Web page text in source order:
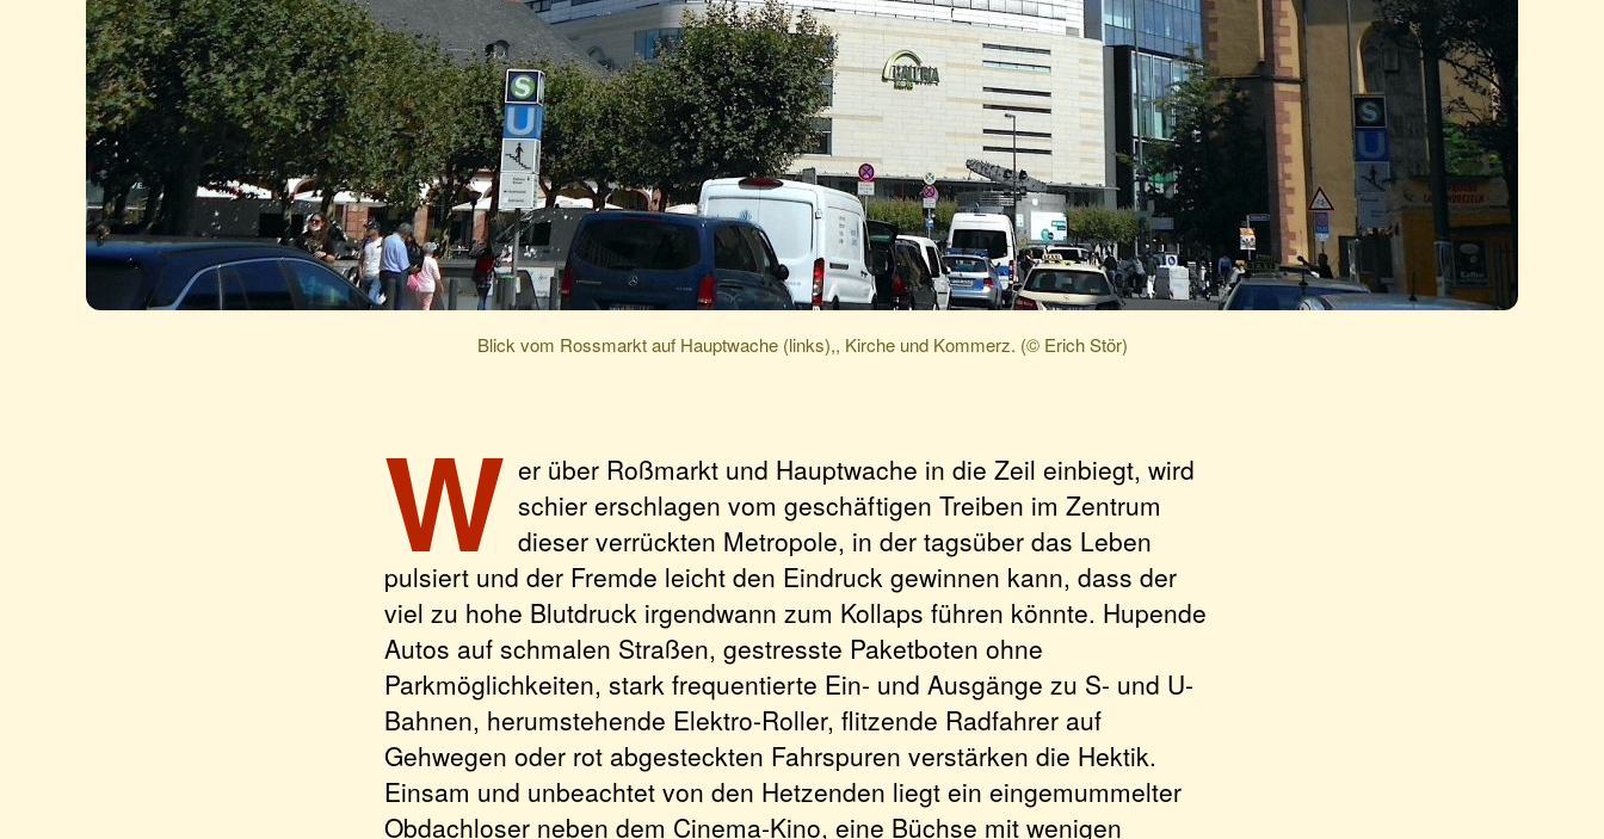
Blick vom Rossmarkt auf Hauptwache (links),, Kirche und Kommerz. (© Erich Stör)
W er über Roßmarkt und Hauptwache in die Zeil einbiegt, wird
schier erschlagen vom geschäftigen Treiben im Zentrum
dieser verrückten Metropole, in der tagsüber das Leben
pulsiert und der Fremde leicht den Eindruck gewinnen kann, dass der
viel zu hohe Blutdruck irgendwann zum Kollaps führen könnte. Hupende
Autos auf schmalen Straßen, gestresste Paketboten ohne
Parkmöglichkeiten, stark frequentierte Ein- und Ausgänge zu S- und U-
Bahnen, herumstehende Elektro-Roller, flitzende Radfahrer auf
Gehwegen oder rot abgesteckten Fahrspuren verstärken die Hektik.
Einsam und unbeachtet von den Hetzenden liegt ein eingemummelter
Obdachloser neben dem Cinema-Kino, eine Büchse mit wenigen